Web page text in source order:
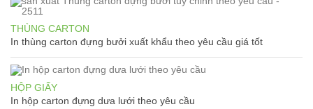
THÙNG CARTON
In thùng carton đựng bưởi xuất khẩu theo yêu cầu giá tốt
HỘP GIẤY
In hộp carton đựng dưa lưới theo yêu cầu